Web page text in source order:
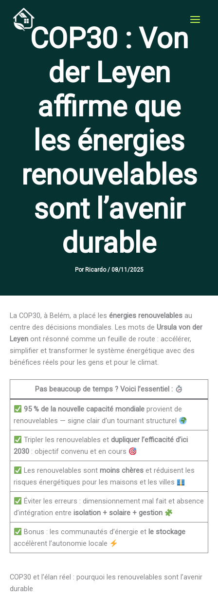
contenu COP30 : Von
der Leyen
affirme que
les énergies
renouvelables
sont l’avenir
durable
Por Ricardo/ 08/11/2025
La COP30, à Belém, a placé les énergies renouvelables au
centre des décisions mondiales. Les mots de Ursula von der
Leyen ont résonné comme un feuille de route : accélérer,
simplifier et transformer le système énergétique avec des
bénéfices réels pour les gens et pour le climat.
Pas beaucoup de temps ? Voici l’essentiel :
95 % de la nouvelle capacité mondialeprovient de
renouvelables — signe clair d’un tournant structurel
Tripler les renouvelables et dupliquer l’efficacité d’ici
2030 : objectif convenu et en cours
Les renouvelables sont moins chèreset réduisent les
risques énergétiques pour les maisons et les villes
Éviter les erreurs : dimensionnement mal fait et absence
d’intégration entreisolation + solaire + gestion
Bonus : les communautés d’énergie et le stockage
accélèrent l’autonomie locale
COP30 et l’élan réel : pourquoi les renouvelables sont l’avenir
durable